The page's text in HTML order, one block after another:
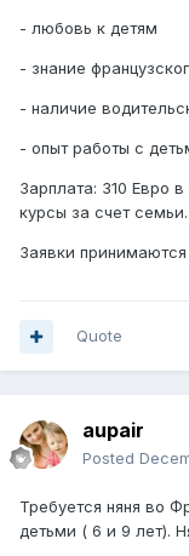
- любовь к детям
- знание
- наличие
- опыт работы с
Зарплата: 310 Евро
курсы за счет семьи.
Заявки
Quote
aupair
Posted
Требуется няня во
детьми ( 6 и 9 лет).